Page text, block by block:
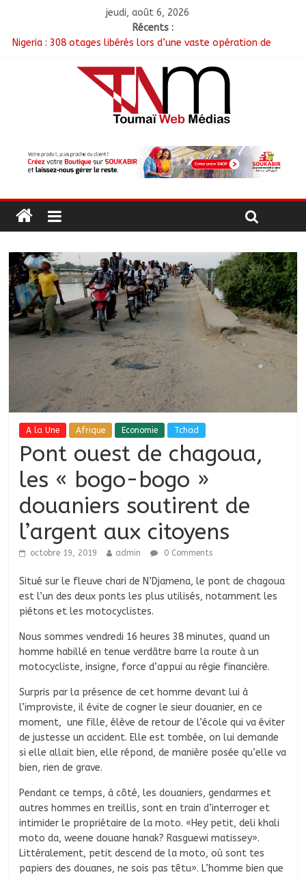
jeudi, août 6, 2026
Récents :
Nigeria : 308 otages libérés lors d’une vaste opération de
Santé : La Commune de N’Djamena et l’OMS renforcent leur
RGPH-3 : Les communautés nomades de Ferrick Kodjoguila se
mobilisent pour le recensement
100 jeunes entrepreneurs tchadiens au Maroc
Tchad : L’AMET réagit à la suspension des demandes de
A la Une Afrique Economie Tchad
Pont ouest de chagoua,
les « bogo-bogo »
douaniers soutirent de
l’argent aux citoyens
octobre 19, 2019 admin 0 Comments
Situé sur le fleuve chari de N’Djamena, le pont de chagoua
est l’un des deux ponts les plus utilisés, notamment les
piétons et les motocyclistes.
Nous sommes vendredi 16 heures 38 minutes, quand un
homme habillé en tenue verdâtre barre la route à un
motocycliste, insigne, force d’appui au régie financière.
Surpris par la présence de cet homme devant lui à
l’improviste, il évite de cogner le sieur douanier, en ce
moment, une fille, élève de retour de l’école qui va éviter
de justesse un accident. Elle est tombée, on lui demande
si elle allait bien, elle répond, de manière posée qu’elle va
bien, rien de grave.
Pendant ce temps, à côté, les douaniers, gendarmes et
autres hommes en treillis, sont en train d’interroger et
intimider le propriétaire de la moto. «Hey petit, deli khali
moto da, weene douane hanak? Rasguewi matissey».
Littéralement, petit descend de la moto, où sont tes
papiers des douanes, ne sois pas têtu». L’homme bien que